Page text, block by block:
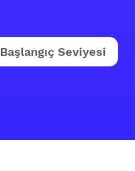
Başlangıç Seviyesi